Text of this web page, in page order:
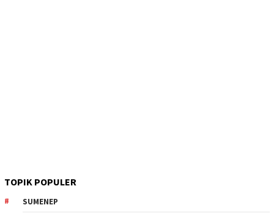
TOPIK POPULER
SUMENEP